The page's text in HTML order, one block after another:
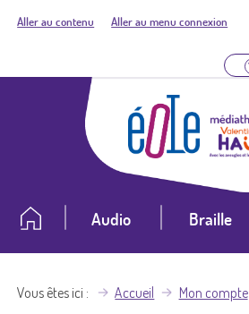
Aller au contenu Aller au menu connexion
Audio Braille
Vous êtes ici Accueil Mon compte